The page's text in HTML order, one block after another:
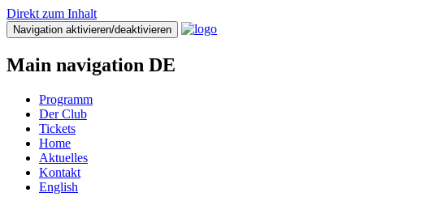
Direkt zum Inhalt
Navigation aktivieren/deaktivieren
Main navigation DE
Programm
Der Club
Tickets
Home
Aktuelles
Kontakt
English